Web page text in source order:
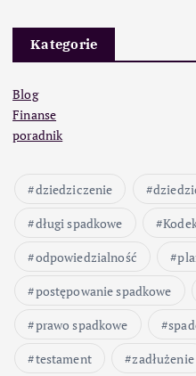
Kategorie
Blog
Finanse
poradnik
dziedziczenie
długi spadkowe
odpowiedzialność
postępowanie spadkowe
prawo spadkowe
testament
zadłużenie